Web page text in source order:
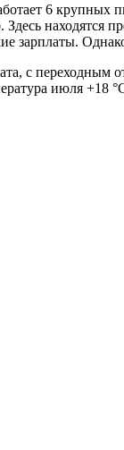
6 крупных
находятся
зарплаты.
с переходным
июля +18